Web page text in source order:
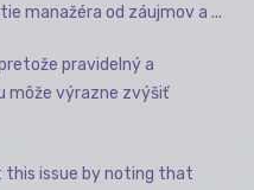
manažéra od záujmov a ...
pravidelný a
môže výrazne zvýšiť
issue by noting that